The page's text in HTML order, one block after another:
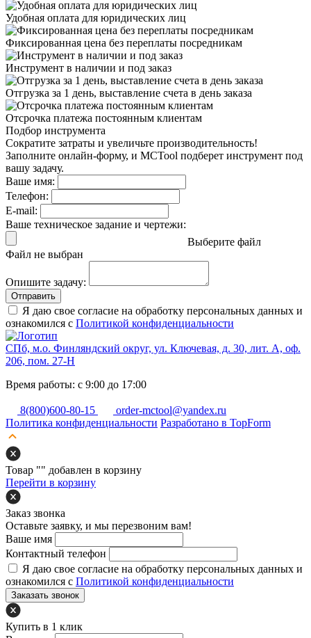
Удобная оплата для юридических лиц
Фиксированная цена без переплаты посредникам
Инструмент в наличии и под заказ
Отгрузка за 1 день, выставление счета в день заказа
Отсрочка платежа постоянным клиентам
Подбор инструмента
Сократите затраты и увеличьте производительность!
Заполните онлайн-форму, и MCTool подберет инструмент под
вашу задачу.
Ваше имя:
Телефон:
E-mail:
Ваше техническое задание и чертежи:
Выберите файл
Файл не выбран
Опишите задачу:
Отправить
Я даю свое согласие на обработку персональных данных и
ознакомился с Политикой конфиденциальности
СПб, м.о. Финляндский округ, ул. Ключевая, д. 30, лит. А, оф.
206, пом. 27-Н
Время работы: с 9:00 до 17:00
8(800)600-80-15
order-mctool@yandex.ru
Политика конфиденциальности Разработано в TopForm
Товар "" добавлен в корзину
Перейти в корзину
Заказ звонка
Оставьте заявку, и мы перезвоним вам!
Ваше имя
Контактный телефон
Я даю свое согласие на обработку персональных данных и
ознакомился с Политикой конфиденциальности
Заказать звонок
Купить в 1 клик